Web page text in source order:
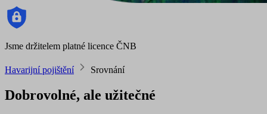
Jsme držitelem platné licence ČNB
Havarijní pojištění Srovnání
Dobrovolné, ale užitečné